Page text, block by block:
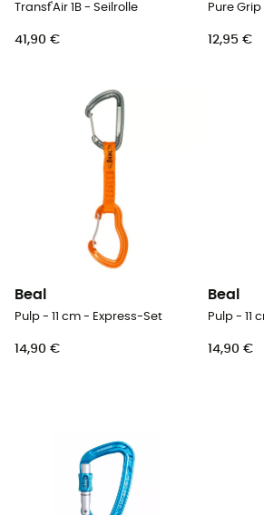
Transf'Air 1B - Seilrolle
41,90 €
Pure
12,95 €
Beal
Pulp - 11 cm - Express-Set
14,90 €
Beal
Pulp - 11
14,90 €